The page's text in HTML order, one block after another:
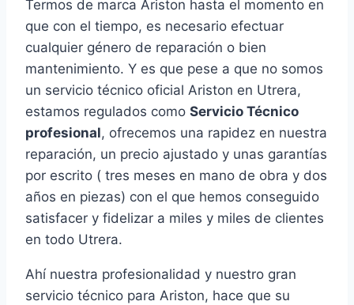
Termos de marca Ariston hasta el momento en
que con el tiempo, es necesario efectuar
cualquier género de reparación o bien
mantenimiento. Y es que pese a que no somos
un servicio técnico oficial Ariston en Utrera,
estamos regulados como Servicio Técnico
profesional, ofrecemos una rapidez en nuestra
reparación, un precio ajustado y unas garantías
por escrito ( tres meses en mano de obra y dos
años en piezas) con el que hemos conseguido
satisfacer y fidelizar a miles y miles de clientes
en todo Utrera.
Ahí nuestra profesionalidad y nuestro gran
servicio técnico para Ariston, hace que su